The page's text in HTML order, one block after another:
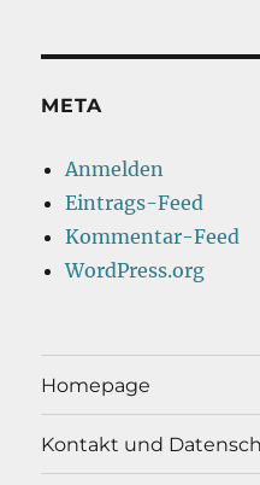
META
Anmelden
Eintrags-Feed
Kommentar-Feed
WordPress.org
Homepage
Kontakt und